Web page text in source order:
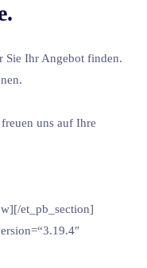
Sie Ihr Angebot finden.
uns auf Ihre
et_pb_section]